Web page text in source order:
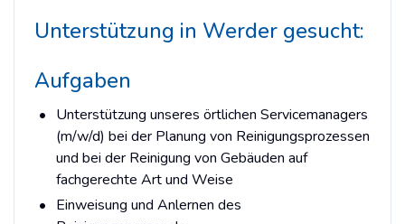
Unterstützung in Werder gesucht:
Aufgaben
Unterstützung unseres örtlichen Servicemanagers
(m/w/d) bei der Planung von Reinigungsprozessen
und bei der Reinigung von Gebäuden auf
fachgerechte Art und Weise
Einweisung und Anlernen des